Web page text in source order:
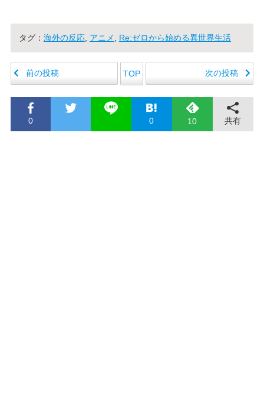
タグ： 海外の反応, アニメ Re:ゼロから始める異世界生活
前の投稿 TOP 次の投稿
0 0 10 共有